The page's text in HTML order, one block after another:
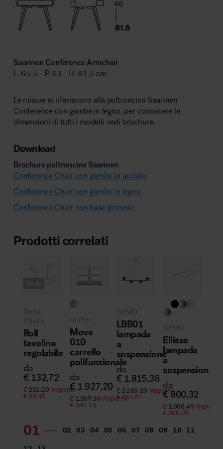
Saarinen Conference Armchair
L. 65,5 - P. 63 - H. 81,5 cm
Le misure si riferiscono alla poltroncina Saarinen
Conference con gambe in legno, per conoscere le
dimensioni di tutti i modelli vedi brochure.
Download
Brochure poltroncine Saarinen
Conference Chair con gambe in acciaio
Conference Chair con gambe in legno
Conference Chair con base girevole
Prodotti correlati
Della
Chiara
Roll
tavolino
regolabile
da
€ 132,72
€221,20 Risparmi
€88,48
UniFor
Move
010
carrello
polifunzionale
da
€ 1.927,20
€2.267,30 Risparmi
€340,10
NEMO
LBB01
lampada
a
sospensione
da
€ 1.815,36
€2.269,20 Risparmi
€453,84
NEMO
Ellisse
lampada
a
sospensione
da
€800,32
€1.000,40 Risparmi
€200,08